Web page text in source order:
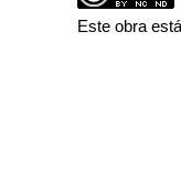
Este obra